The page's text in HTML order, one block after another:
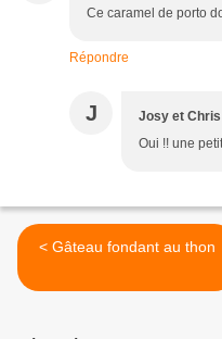
Ce caramel de porto
Répondre
J Josy et Chris
Oui !! une
< Gâteau fondant au thon